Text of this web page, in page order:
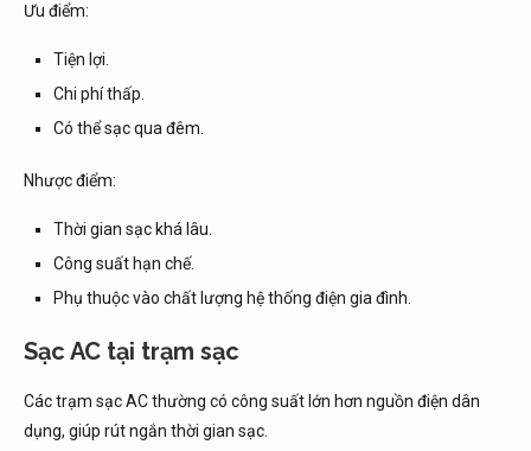
Ưu điểm:
Tiện lợi.
Chi phí thấp.
Có thể sạc qua đêm.
Nhược điểm:
Thời gian sạc khá lâu.
Công suất hạn chế.
Phụ thuộc vào chất lượng hệ thống điện gia đình.
Sạc AC tại trạm sạc
Các trạm sạc AC thường có công suất lớn hơn nguồn điện dân
dụng, giúp rút ngắn thời gian sạc.